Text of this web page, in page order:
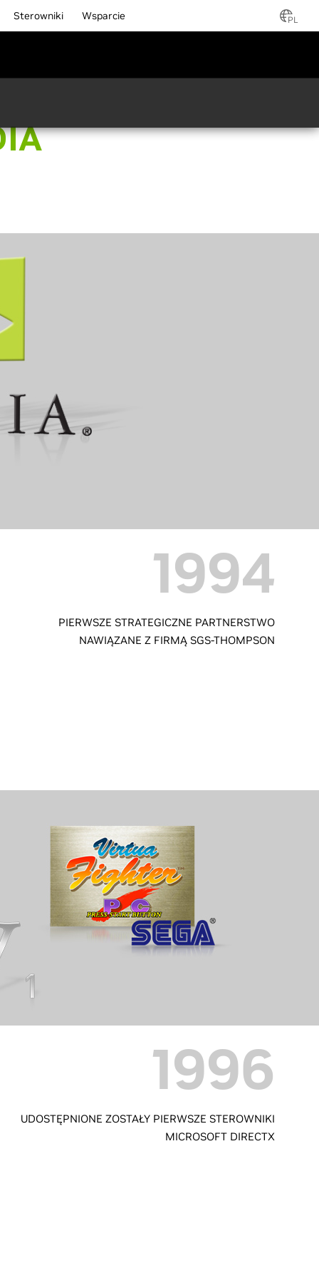
Sterowniki Wsparcie PL
1994
PIERWSZE STRATEGICZNE PARTNERSTWO
NAWIĄZANE Z FIRMĄ SGS-THOMPSON
1996
UDOSTĘPNIONE ZOSTAŁY PIERWSZE STEROWNIKI
MICROSOFT DIRECTX